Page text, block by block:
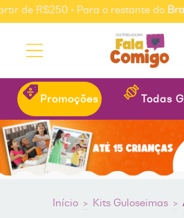
de R$250 • Para o restante do
Promoções Todas
Início > Kits Guloseimas >